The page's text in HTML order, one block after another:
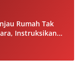
Rumah Tak
Instruksikan
Rumah 2027